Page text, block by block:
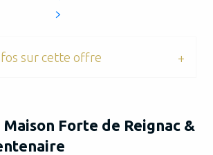
sur cette offre
Forte de Reignac &